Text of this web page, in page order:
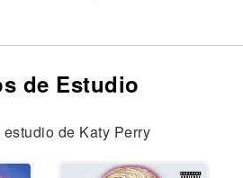
de Estudio
de Katy Perry